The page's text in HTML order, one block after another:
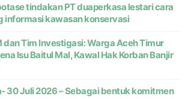
tindakan PT duaperkasa lestari cara
informasi kawasan konservasi
dan Tim Investigasi: Warga Aceh Timur
Isu Baitul Mal, Kawal Hak Korban Banjir
30 Juli 2026 – Sebagai bentuk komitmen